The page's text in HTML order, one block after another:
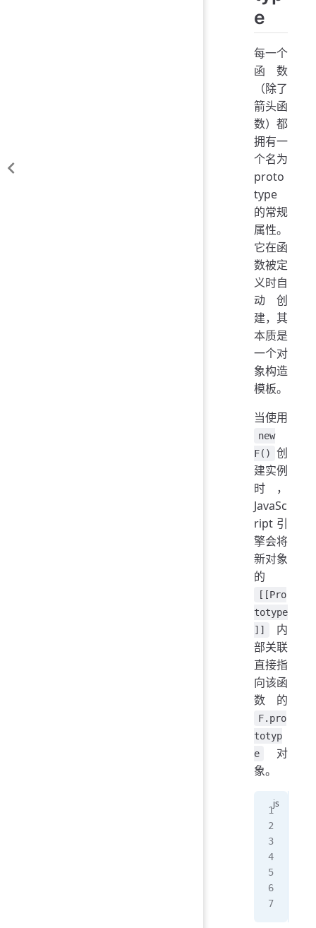
e
每一个
函数
（除了
箭头函
数）都
拥有一
个名为
proto
type
的常规
属性。
它在函
数被定
义时自
动创
建，其
本质是
一个对
象构造
模板。
当使用
new
F()
创
建实例
时，
JavaSc
ript 引
擎会将
新对象
的
[[Pro
totype
]]
内
部关联
直接指
向该函
数的
F.pro
totyp
e
对
象。